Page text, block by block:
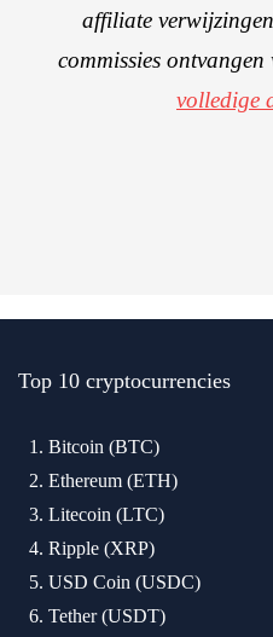
affiliate
commissies
volledige
Top 10 cryptocurrencies
Bitcoin (BTC)
Ethereum (ETH)
Litecoin (LTC)
Ripple (XRP)
USD Coin (USDC)
Tether (USDT)